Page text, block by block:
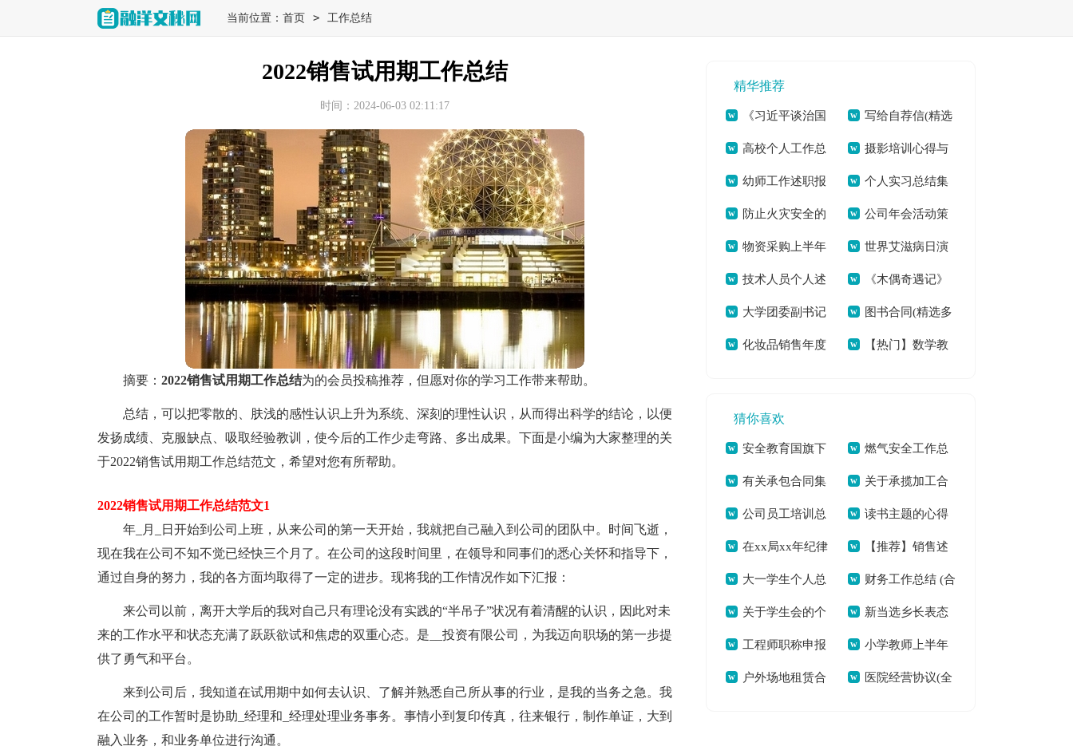
当前位置： 首页 > 工作总结
2022销售试用期工作总结
时间：2024-06-03 02:11:17
摘要： 2022销售试用期工作总结为的会员投稿推荐，但愿对你的学习工作带来帮助。
总结，可以把零散的、肤浅的感性认识上升为系统、深刻的理性认识，从而得出科学的结论，以便
发扬成绩、克服缺点、吸取经验教训，使今后的工作少走弯路、多出成果。下面是小编为大家整理的关
于2022销售试用期工作总结范文，希望对您有所帮助。
2022销售试用期工作总结范文1
年_月_日开始到公司上班，从来公司的第一天开始，我就把自己融入到公司的团队中。时间飞逝，
现在我在公司不知不觉已经快三个月了。在公司的这段时间里，在领导和同事们的悉心关怀和指导下，
通过自身的努力，我的各方面均取得了一定的进步。现将我的工作情况作如下汇报：
来公司以前，离开大学后的我对自己只有理论没有实践的“半吊子”状况有着清醒的认识，因此对未
来的工作水平和状态充满了跃跃欲试和焦虑的双重心态。是__投资有限公司，为我迈向职场的第一步提
供了勇气和平台。
来到公司后，我知道在试用期中如何去认识、了解并熟悉自己所从事的行业，是我的当务之急。我
在公司的工作暂时是协助_经理和_经理处理业务事务。事情小到复印传真，往来银行，制作单证，大到
融入业务，和业务单位进行沟通。
精华推荐
《习近平谈治国
理政》（第三卷）个
人学习体会[本文共
918字]
写给自荐信(精选
多篇)[本文共5484
字]
高校个人工作总
结(全文共20911字)
摄影培训心得与
感悟多篇汇总[本文
共3405字]
幼师工作述职报
告(通用7篇)(全文共
7309字)
个人实习总结集
合15篇(全文共
18689字)
防止火灾安全的
建议书[本文共2847
字]
公司年会活动策
划流程[本文共5733
字]
物资采购上半年
个人工作总结(全文
共7962字)
世界艾滋病日演
讲稿五分钟[本文共
3661字]
技术人员个人述
职报告(全文共12805
字)
《木偶奇遇记》
读书心得(精选多篇)
[本文共2489字]
大学团委副书记
竞选演讲稿(精选多
图书合同(精选多
篇)[本文共5167字]
化妆品销售年度
文共17809字)
【热门】数学教
猜你喜欢
安全教育国旗下
演讲稿5分钟[本文共
4448字]
燃气安全工作总
结(精选多篇)[本文共
11653字]
有关承包合同集
锦6篇(全文共25757
字)
关于承揽加工合
同范文9篇(全文共
9290字)
公司员工培训总
结范文汇编七篇(全
文共6141字)
读书主题的心得
体会500字（多篇）
[本文共8837字]
在xx局xx年纪律
教育学习月活动动员
会上的讲话[本文共
6139字]
【推荐】销售述
职模板9篇(全文共
10715字)
大一学生个人总
结集合15篇(全文共
21581字)
财务工作总结 (合
集15篇)(全文共
19472字)
关于学生会的个
人述职报告模板合集
五篇(全文共7065字)
新当选乡长表态
发言[本文共4538字]
工程师职称申报
个人总结(通用12篇)
小学教师上半年
度工作总结[本文共
户外场地租赁合 医院经营协议(全